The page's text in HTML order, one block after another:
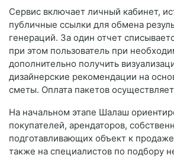
Сервис включает личный кабинет,
публичные ссылки для обмена
генераций. За один отчет
при этом пользователь при
дополнительно получить
дизайнерские рекомендации на
сметы. Оплата пакетов
На начальном этапе Шалаш
покупателей, арендаторов,
подготавливающих объект к
также на специалистов по подбору